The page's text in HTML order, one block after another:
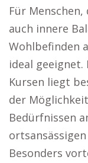
Für
auch innere
Wohlbefinden
ideal geeignet.
Kursen liegt
der
Bedürfnissen
Besonders